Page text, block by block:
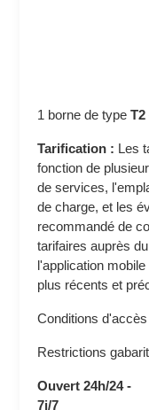
1 borne de typeT2
Tarification : Les
fonction de
de services,
de charge, et les
recommandé de
tarifaires auprès
l'application
plus récents et
Conditions
Restrictions
Ouvert 24h/24 -
7j/7